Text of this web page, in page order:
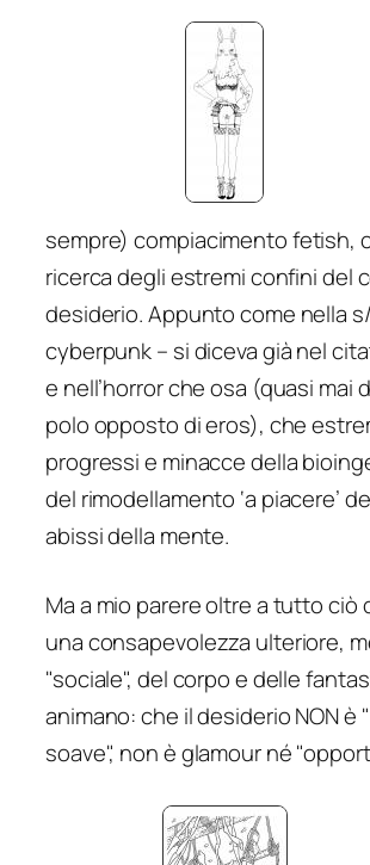
sempre) compiacimento fetish,
ricerca degli estremi confini del
desiderio. Appunto come nella
cyberpunk – si diceva già nel
e nell’horror che osa (quasi mai
polo opposto di eros), che
progressi e minacce della
del rimodellamento ‘a piacere’
abissi della mente.
Ma a mio parere oltre a tutto ciò
una consapevolezza ulteriore,
"sociale", del corpo e delle
animano: che il desiderio NON è
soave", non è glamour né